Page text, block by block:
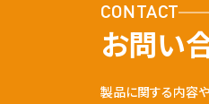
CONTACT
お問い
製品に関する内容